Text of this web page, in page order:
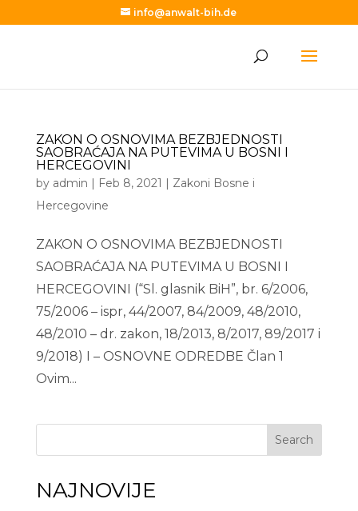
info@anwalt-bih.de
ZAKON O OSNOVIMA BEZBJEDNOSTI
SAOBRAĆAJA NA PUTEVIMA U BOSNI I
HERCEGOVINI
by admin | Feb 8, 2021 | Zakoni Bosne i
Hercegovine
ZAKON O OSNOVIMA BEZBJEDNOSTI
SAOBRAĆAJA NA PUTEVIMA U BOSNI I
HERCEGOVINI (“Sl. glasnik BiH”, br. 6/2006,
75/2006 – ispr, 44/2007, 84/2009, 48/2010,
48/2010 – dr. zakon, 18/2013, 8/2017, 89/2017 i
9/2018) I – OSNOVNE ODREDBE Član 1
Ovim...
Search
NAJNOVIJE